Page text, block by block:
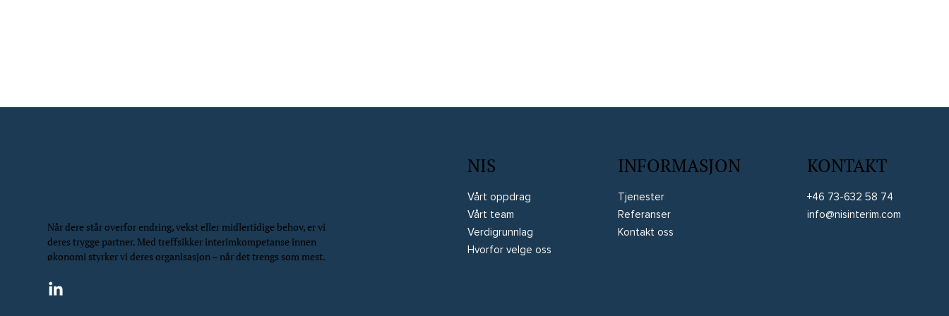
Når dere står overfor endring, vekst eller midlertidige behov, er vi
deres trygge partner. Med treffsikker interimkompetanse innen
økonomi styrker vi deres organisasjon – når det trengs som mest.
NIS
Vårt oppdrag
Vårt team
Verdigrunnlag
Hvorfor velge oss
INFORMASJON
Tjenester
Referanser
Kontakt oss
KONTAKT
+46 73-632 58 74
info@nisinterim.com